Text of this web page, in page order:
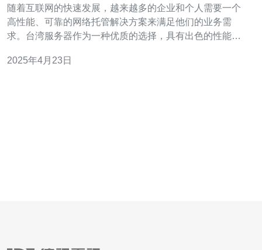
随着互联网的快速发展，越来越多的企业和个人需要一个
高性能、可靠的网络托管解决方案来满足他们的业务需
求。台湾服务器作为一种优质的选择，具有出色的性能和
的硬件设备和强大的处理能力，能够提供出色的性能表
2025年4月23日